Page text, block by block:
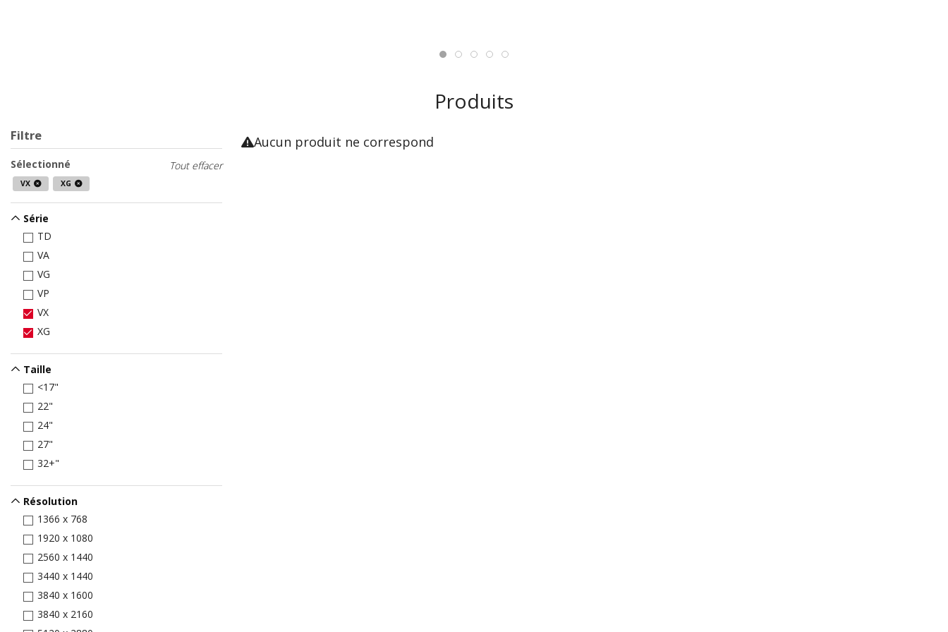
Produits
Filtre
Tout effacer
Sélectionné
VX XG
Série
TD
VA
VG
VP
VX
XG
Taille
<17"
22"
24"
27"
32+"
Résolution
1366 x 768
1920 x 1080
2560 x 1440
3440 x 1440
3840 x 1600
3840 x 2160
Aucun produit ne correspond